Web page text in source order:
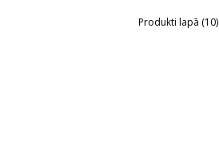
Produkti lapā (10)